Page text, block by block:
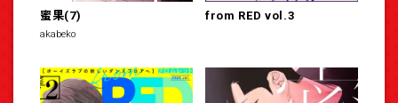
蜜果(7)
akabeko
from RED vol.3